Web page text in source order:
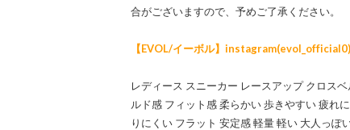
合がございますので、予めご了承ください。
【EVOL/イーボル】instagram(evol_official0)
レディース スニーカー レースアップ クロス
ルド感 フィット感 柔らかい 歩きやすい 疲れ
りにくい フラット 安定感 軽量 軽い 大人っぽ